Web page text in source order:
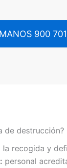
900
de destrucción?
la recogida y
personal